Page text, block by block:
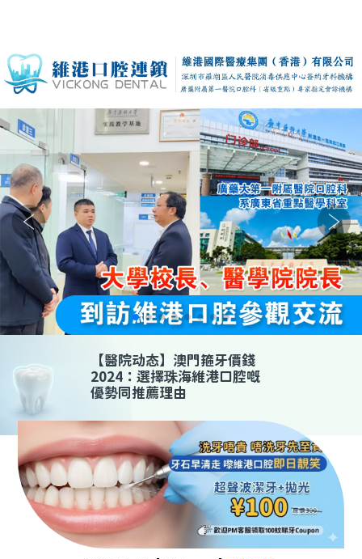
【醫院动态】 澳門箍牙價錢
2024：選擇珠海維港口腔嘅
優勢同推薦理由